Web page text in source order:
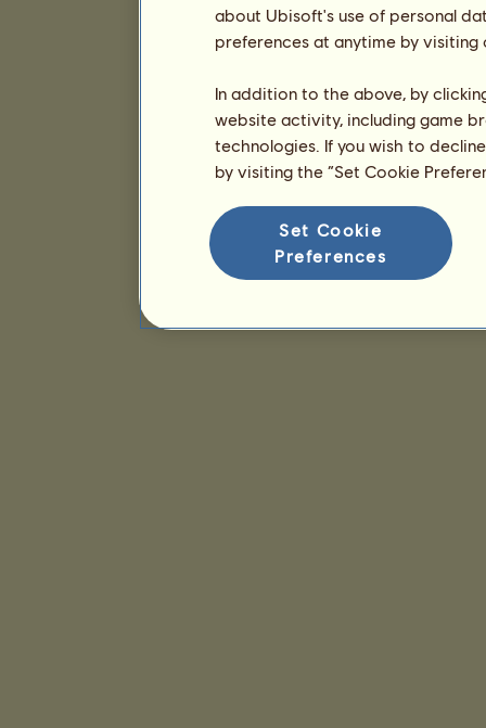
about Ubisoft's use of personal
preferences at anytime by
In addition to the above, by
website activity, including game
technologies. If you wish to
by visiting the “Set Cookie
Set Cookie
Preferences